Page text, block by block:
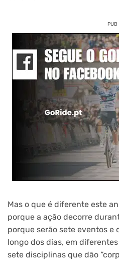
PUB
Mas o que é diferente este
porque a ação decorre
porque serão sete eventos e
longo dos dias, em
sete disciplinas que dão